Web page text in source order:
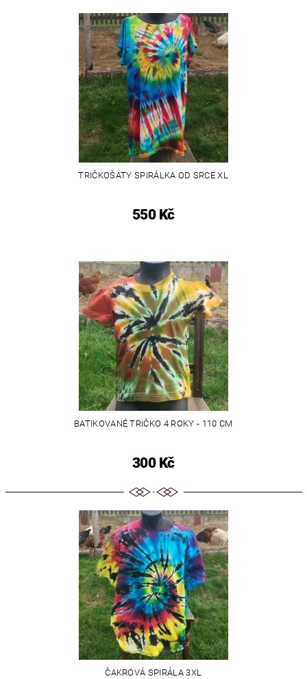
TRIČKOŠATY SPIRÁLKA OD SRCE XL
550 Kč
BATIKOVANÉ TRIČKO 4 ROKY - 110 CM
300 Kč
ČAKROVÁ SPIRÁLA 3XL